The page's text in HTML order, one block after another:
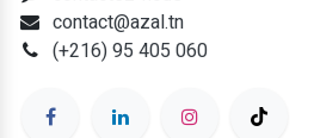
contact@azal.tn
(+216) 95 405 060